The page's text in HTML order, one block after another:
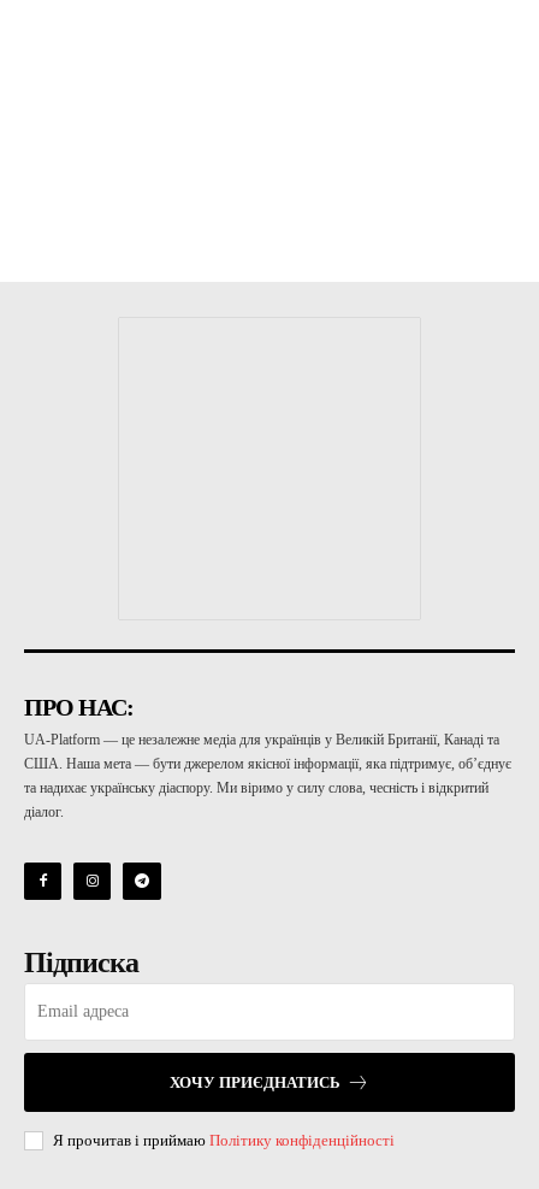
ПРО НАС:
UA-Platform — це незалежне медіа для українців у Великій Британії, Канаді та
США. Наша мета — бути джерелом якісної інформації, яка підтримує, об’єднує
та надихає українську діаспору. Ми віримо у силу слова, чесність і відкритий
діалог.
Підписка
ХОЧУ ПРИЄДНАТИСЬ
Я прочитав і приймаю Політику конфіденційності